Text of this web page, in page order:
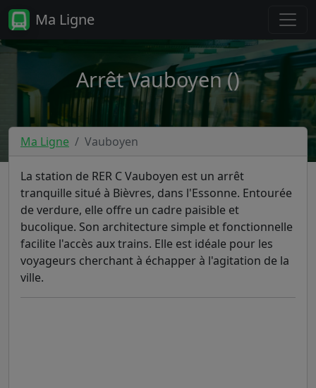
Ma Ligne
Arrêt Vauboyen ()
Ma Ligne Vauboyen
La station de RER C Vauboyen est un arrêt
tranquille situé à Bièvres, dans l'Essonne. Entourée
de verdure, elle offre un cadre paisible et
bucolique. Son architecture simple et fonctionnelle
facilite l'accès aux trains. Elle est idéale pour les
voyageurs cherchant à échapper à l'agitation de la
ville.